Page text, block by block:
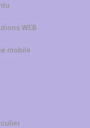
WEB
mobile